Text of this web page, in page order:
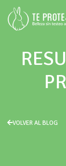
VOLVER AL BLOG